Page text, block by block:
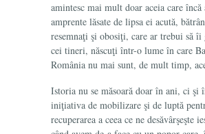
amintesc mai mult doar aceia care
amprente lăsate de lipsa ei acută,
resemnaţi şi obosiţi, care ar trebui să îi
cei tineri, născuţi într-o lume în care
România nu mai sunt, de mult timp,
Istoria nu se măsoară doar în ani, ci şi
iniţiativa de mobilizare şi de luptă
recuperarea a ceea ce ne desăvârşeşte